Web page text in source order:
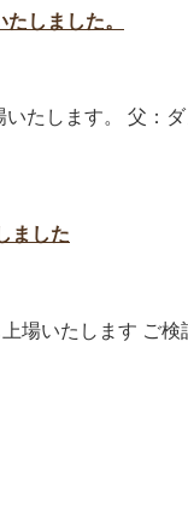
しました。
いたします。 父
ました
場いたします ご